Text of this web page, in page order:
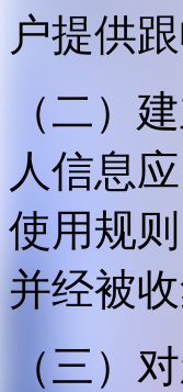
户提供
（二）
人信息
使用规
并经被收
（三）